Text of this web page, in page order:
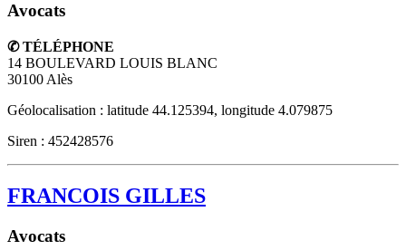
Avocats
✆ TÉLÉPHONE
14 BOULEVARD LOUIS BLANC
30100 Alès
Géolocalisation : latitude 44.125394, longitude 4.079875
Siren : 452428576
FRANCOIS GILLES
Avocats